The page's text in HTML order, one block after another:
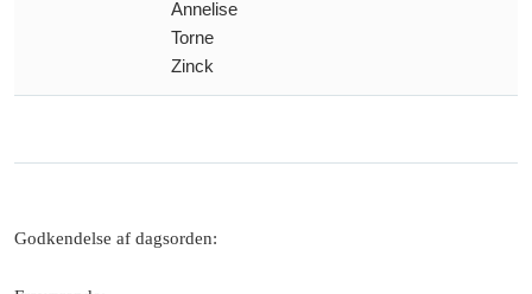
Annelise
Torne
Zinck
Godkendelse af dagsorden: